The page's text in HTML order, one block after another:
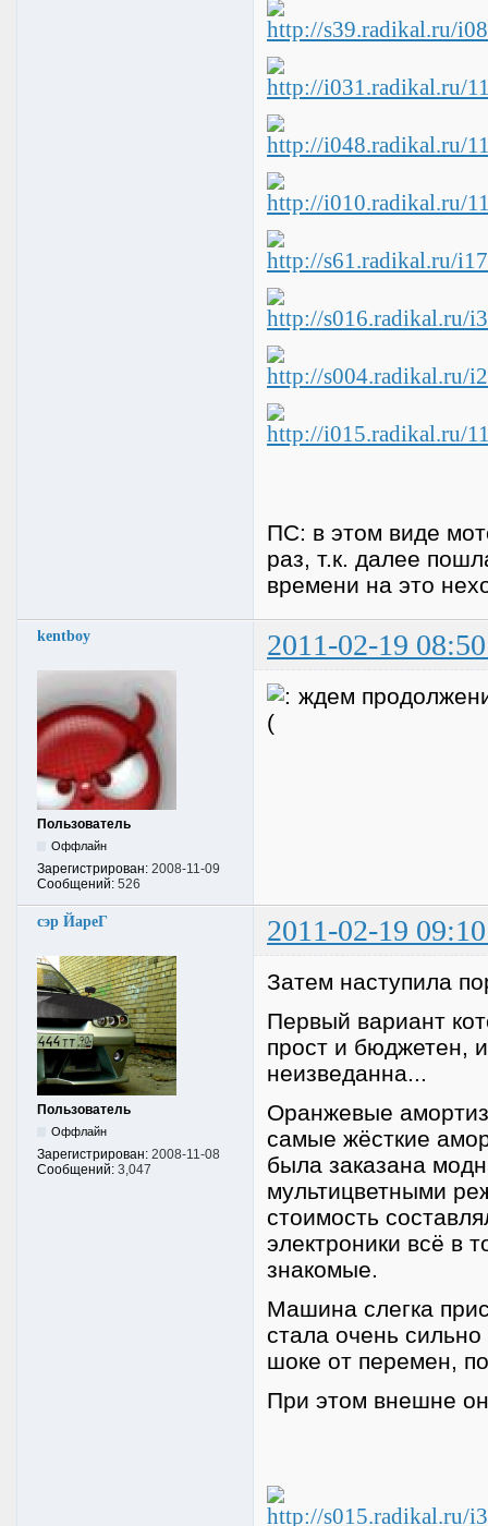
ПС: в этом виде
раз, т.к. далее
времени на это
kentboy 2011-02-19
Пользователь
Оффлайн
Зарегистрирован: 2008-11-09
Сообщений: 526
ждем
сэр ЙареГ 2011-02-19
Пользователь
Оффлайн
Зарегистрирован: 2008-11-08
Сообщений: 3,047
Затем наступила
Первый вариант
прост и бюджетен,
неизведанна...
Оранжевые
самые жёсткие
была заказана
мультицветными
стоимость
электроники всё в
знакомые.
Машина слегка
стала очень
шоке от перемен,
При этом внешне